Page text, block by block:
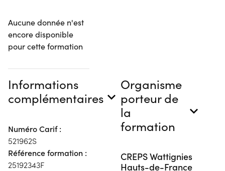
Aucune donnée n'est
encore disponible
pour cette formation
Informations
complémentaires
Numéro Carif :
521962S
Référence formation :
25192343F
Organisme
porteur de
la
formation
CREPS Wattignies
Hauts-de-France